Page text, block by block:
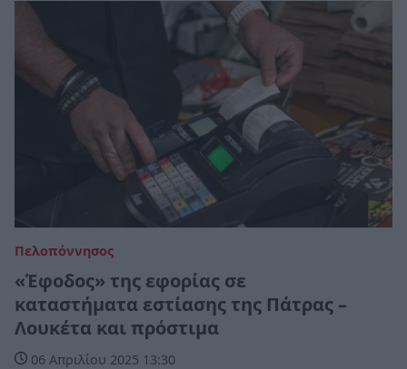
Πελοπόννησος
«Έφοδος» της εφορίας σε
καταστήματα εστίασης της Πάτρας –
Λουκέτα και πρόστιμα
06 Απριλίου 2025 13:30